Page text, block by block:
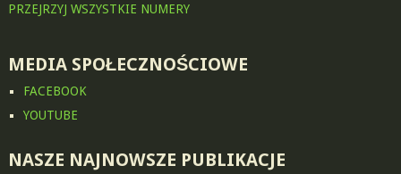
PRZEJRZYJ WSZYSTKIE NUMERY
MEDIA SPOŁECZNOŚCIOWE
FACEBOOK
YOUTUBE
NASZE NAJNOWSZE PUBLIKACJE